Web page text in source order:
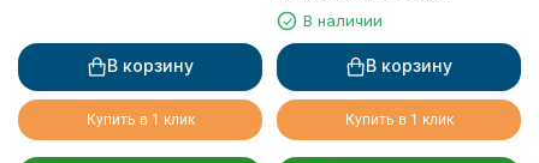
В корзину
Купить в 1 клик
туалетной бумаги с
крышкой
В наличии
В корзину
Купить в 1 клик